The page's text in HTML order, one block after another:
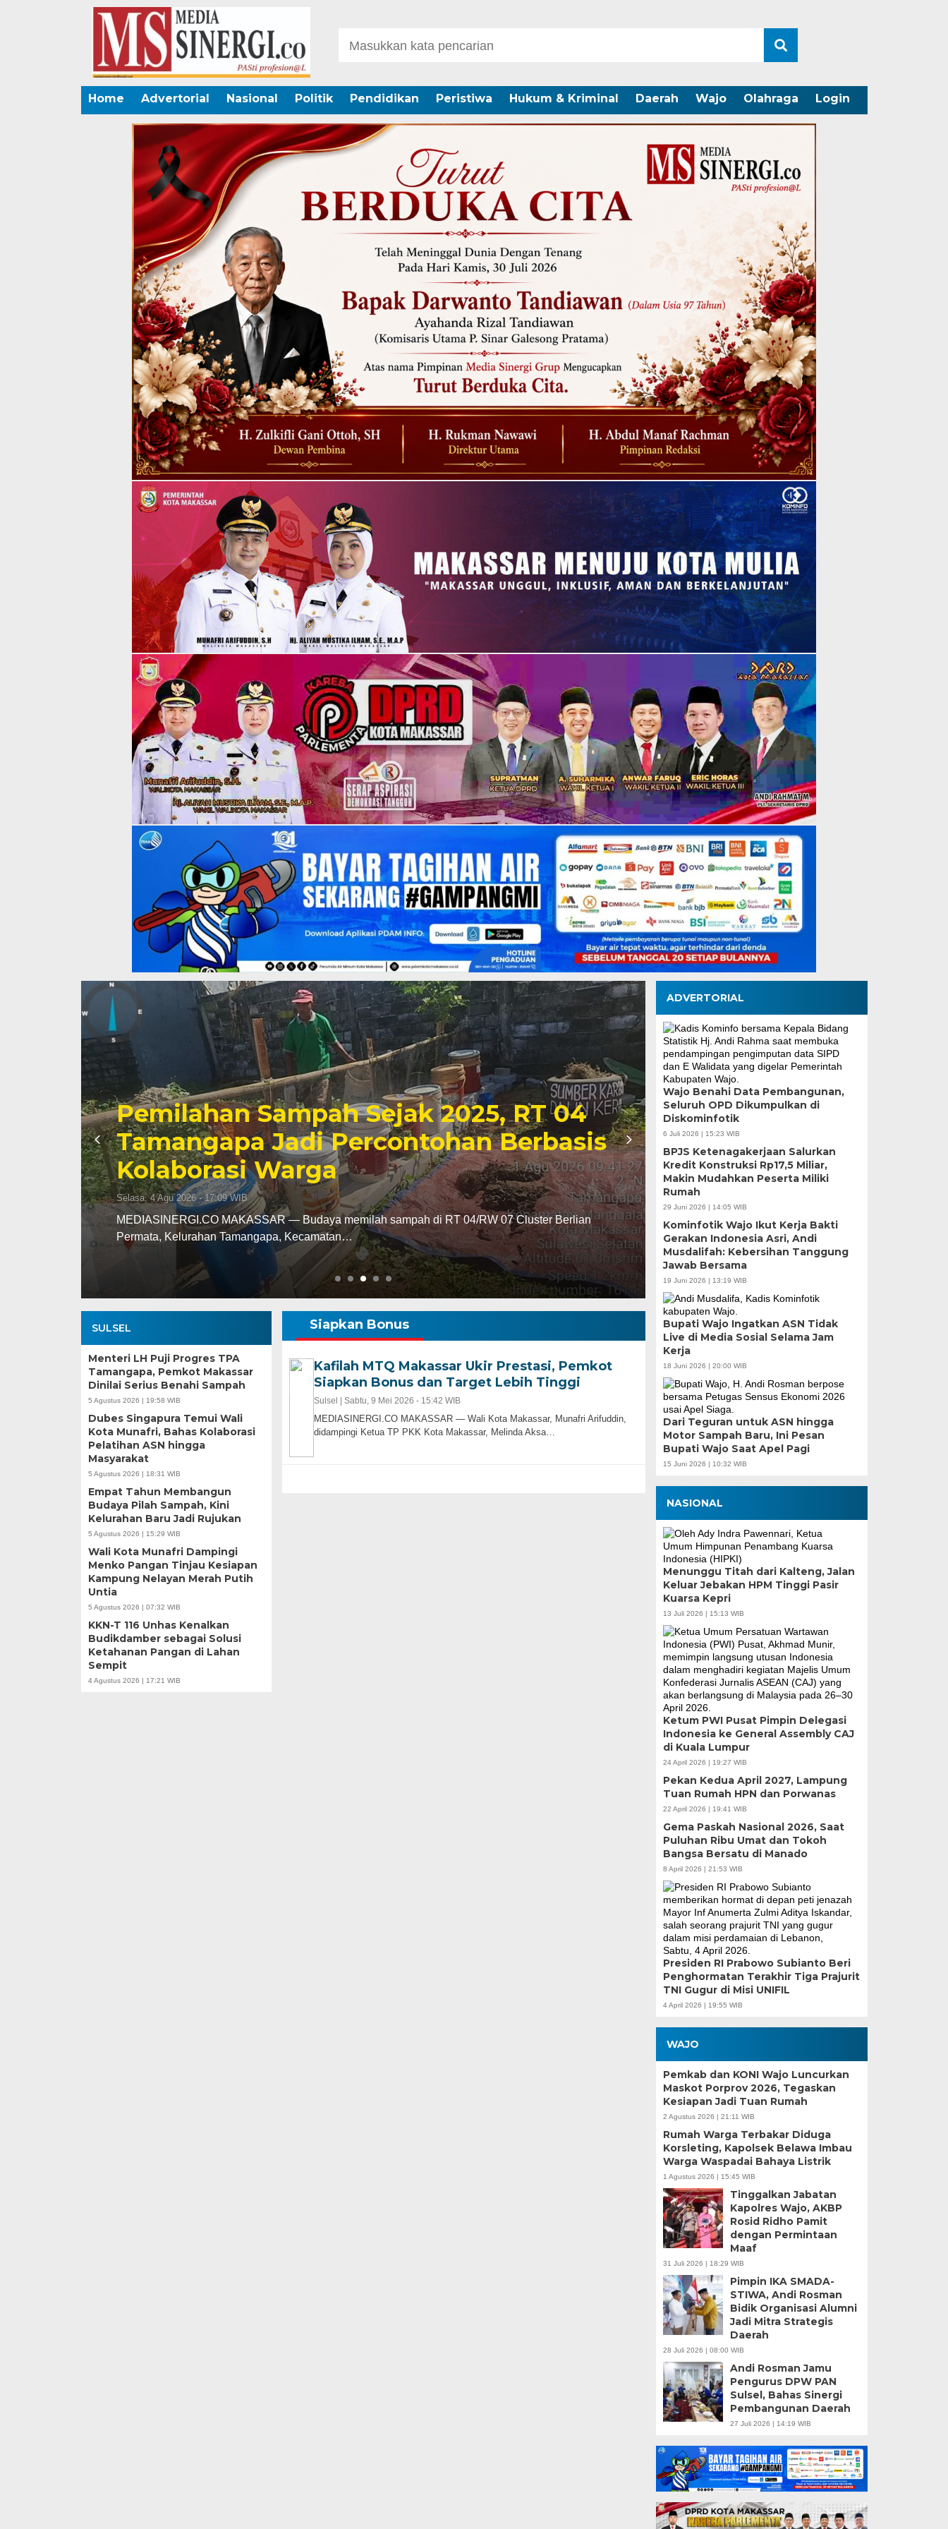
Home Advertorial Nasional Politik Pendidikan Peristiwa Hukum & Kriminal Daerah Wajo Olahraga Login
Anggota DPR RI: Program Pemilahan
Sampah Makassar Langkah Strategis
Menuju Ekonomi Sirkular
Selasa, 4 Agu 2026 - 16:23 WIB
MEDIASINERGI.CO MAKASSAR — Anggota Dewan Perwakilan Rakyat Republik Indonesia
(DPR RI), Andi Muzakkir Aqil, menyatakan dukungan…
Pilah Sampah
Kota Makassar
Selasa, 4 Agu 2026 - 13:47 WIB
Oleh : Dr. Ir. Natsar Desi, Sp.,M.Si.,IPM (Pakar
Infrastruktur Lingkungan UNIFA)…
SULSEL
Menteri LH Puji Progres TPA
Tamangapa, Pemkot Makassar
Dinilai Serius Benahi Sampah
5 Agustus 2026 | 19:58 WIB
Dubes Singapura Temui Wali
Kota Munafri, Bahas Kolaborasi
Pelatihan ASN hingga
Masyarakat
5 Agustus 2026 | 18:31 WIB
Empat Tahun Membangun
Budaya Pilah Sampah, Kini
Kelurahan Baru Jadi Rujukan
5 Agustus 2026 | 15:29 WIB
Wali Kota Munafri Dampingi
Menko Pangan Tinjau Kesiapan
Kampung Nelayan Merah Putih
Untia
5 Agustus 2026 | 07:32 WIB
KKN-T 116 Unhas Kenalkan
Budikdamber sebagai Solusi
Ketahanan Pangan di Lahan
Sempit
4 Agustus 2026 | 17:21 WIB
Siapkan Bonus
Kafilah MTQ Makassar Ukir Prestasi, Pemkot
Siapkan Bonus dan Target Lebih Tinggi
Sulsel | Sabtu, 9 Mei 2026 - 15:42 WIB
MEDIASINERGI.CO MAKASSAR — Wali Kota Makassar, Munafri Arifuddin,
didampingi Ketua TP PKK Kota Makassar, Melinda Aksa…
ADVERTORIAL
Wajo Benahi Data Pembangunan,
Seluruh OPD Dikumpulkan di
Diskominfotik
6 Juli 2026 | 15:23 WIB
BPJS Ketenagakerjaan Salurkan
Kredit Konstruksi Rp17,5 Miliar,
Makin Mudahkan Peserta Miliki
Rumah
29 Juni 2026 | 14:05 WIB
Kominfotik Wajo Ikut Kerja Bakti
Gerakan Indonesia Asri, Andi
Musdalifah: Kebersihan Tanggung
Jawab Bersama
19 Juni 2026 | 13:19 WIB
Bupati Wajo Ingatkan ASN Tidak
Live di Media Sosial Selama Jam
Kerja
18 Juni 2026 | 20:00 WIB
Dari Teguran untuk ASN hingga
Motor Sampah Baru, Ini Pesan
Bupati Wajo Saat Apel Pagi
15 Juni 2026 | 10:32 WIB
NASIONAL
Menunggu Titah dari Kalteng, Jalan
Keluar Jebakan HPM Tinggi Pasir
Kuarsa Kepri
13 Juli 2026 | 15:13 WIB
Ketum PWI Pusat Pimpin Delegasi
Indonesia ke General Assembly CAJ
di Kuala Lumpur
24 April 2026 | 19:27 WIB
Pekan Kedua April 2027, Lampung
Tuan Rumah HPN dan Porwanas
22 April 2026 | 19:41 WIB
Gema Paskah Nasional 2026, Saat
Puluhan Ribu Umat dan Tokoh
Bangsa Bersatu di Manado
8 April 2026 | 21:53 WIB
Presiden RI Prabowo Subianto Beri
Penghormatan Terakhir Tiga Prajurit
TNI Gugur di Misi UNIFIL
4 April 2026 | 19:55 WIB
WAJO
Pemkab dan KONI Wajo Luncurkan
Maskot Porprov 2026, Tegaskan
Kesiapan Jadi Tuan Rumah
2 Agustus 2026 | 21:11 WIB
Rumah Warga Terbakar Diduga
Korsleting, Kapolsek Belawa Imbau
Warga Waspadai Bahaya Listrik
1 Agustus 2026 | 15:45 WIB
Tinggalkan Jabatan
Kapolres Wajo, AKBP
Rosid Ridho Pamit
dengan Permintaan
Maaf
31 Juli 2026 | 18:29 WIB
Pimpin IKA SMADA-
STIWA, Andi Rosman
Bidik Organisasi Alumni
Jadi Mitra Strategis
Daerah
28 Juli 2026 | 08:00 WIB
Andi Rosman Jamu
Pengurus DPW PAN
Sulsel, Bahas Sinergi
Pembangunan Daerah
27 Juli 2026 | 14:19 WIB